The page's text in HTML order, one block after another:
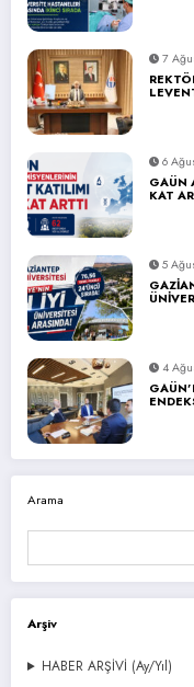
7
6
GAÜN
KAT
5
4
Arama
Arşiv
HABER ARŞİVİ (Ay/Yıl)